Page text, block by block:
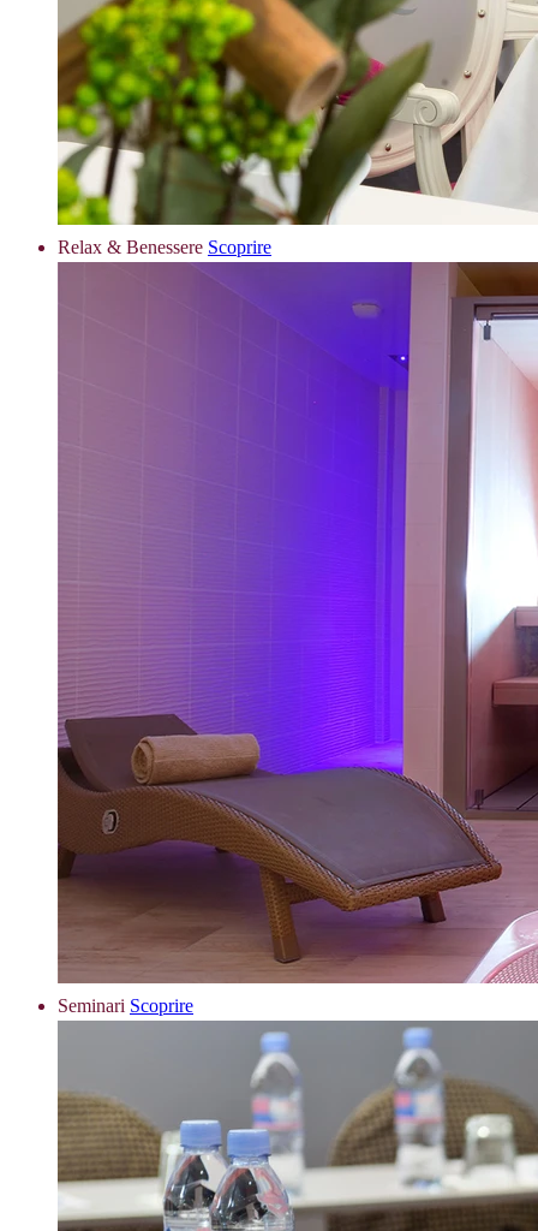
Relax & Benessere Scoprire
Seminari Scoprire